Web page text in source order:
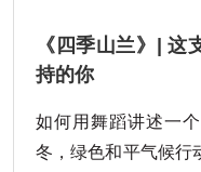
《四季山兰》| 这
持的你
如何用舞蹈讲述一
冬，绿色和平气候行